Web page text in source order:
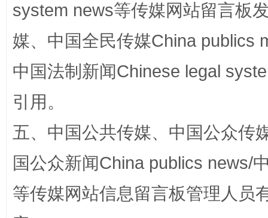
招工难、用工荒背后
system news等传媒网站留言板
媒、中国全民传媒China publics
中国法制新闻Chinese legal
引用。
五、中国公共传媒、中国公众传
国公众新闻China publics news/
等传媒网站信息留言板管理人员